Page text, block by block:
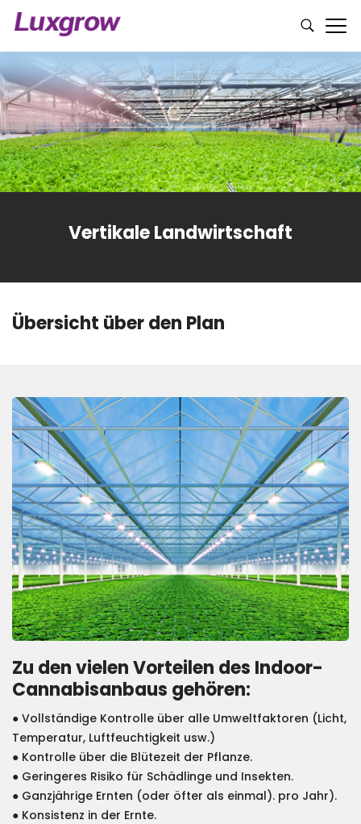
Vertikale Landwirtschaft
Übersicht über den Plan
Zu den vielen Vorteilen des Indoor-
Cannabisanbaus gehören:
● Vollständige Kontrolle über alle Umweltfaktoren (Licht,
Temperatur, Luftfeuchtigkeit usw.)
● Kontrolle über die Blütezeit der Pflanze.
● Geringeres Risiko für Schädlinge und Insekten.
● Ganzjährige Ernten (oder öfter als einmal). pro Jahr).
● Konsistenz in der Ernte.